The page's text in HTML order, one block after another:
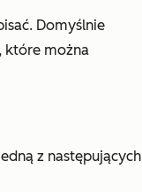
Domyślnie
które można
z następujących